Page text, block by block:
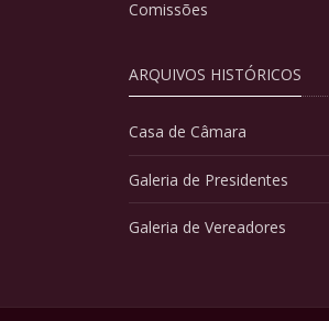
Comissões
ARQUIVOS HISTÓRICOS
Casa de Câmara
Galeria de Presidentes
Galeria de Vereadores